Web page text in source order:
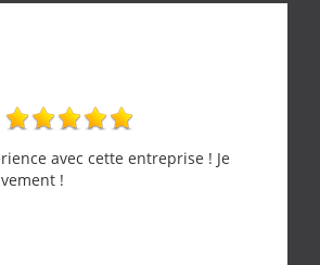
avec cette entreprise ! Je
!